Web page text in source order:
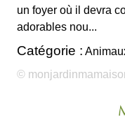
un foyer où il devra
adorables nou...
Catégorie :
©